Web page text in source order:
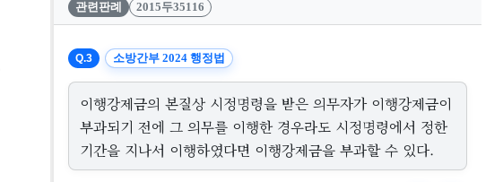
관련판례 2015두35116
Q.3 소방간부 2024 행정법
이행강제금의 본질상 시정명령을 받은 의무자가 이행강제금이
부과되기 전에 그 의무를 이행한 경우라도 시정명령에서 정한
기간을 지나서 이행하였다면 이행강제금을 부과할 수 있다.